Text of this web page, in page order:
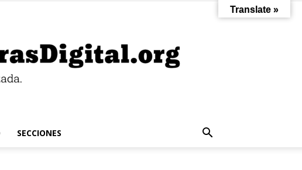
SECCIONES
Translate »